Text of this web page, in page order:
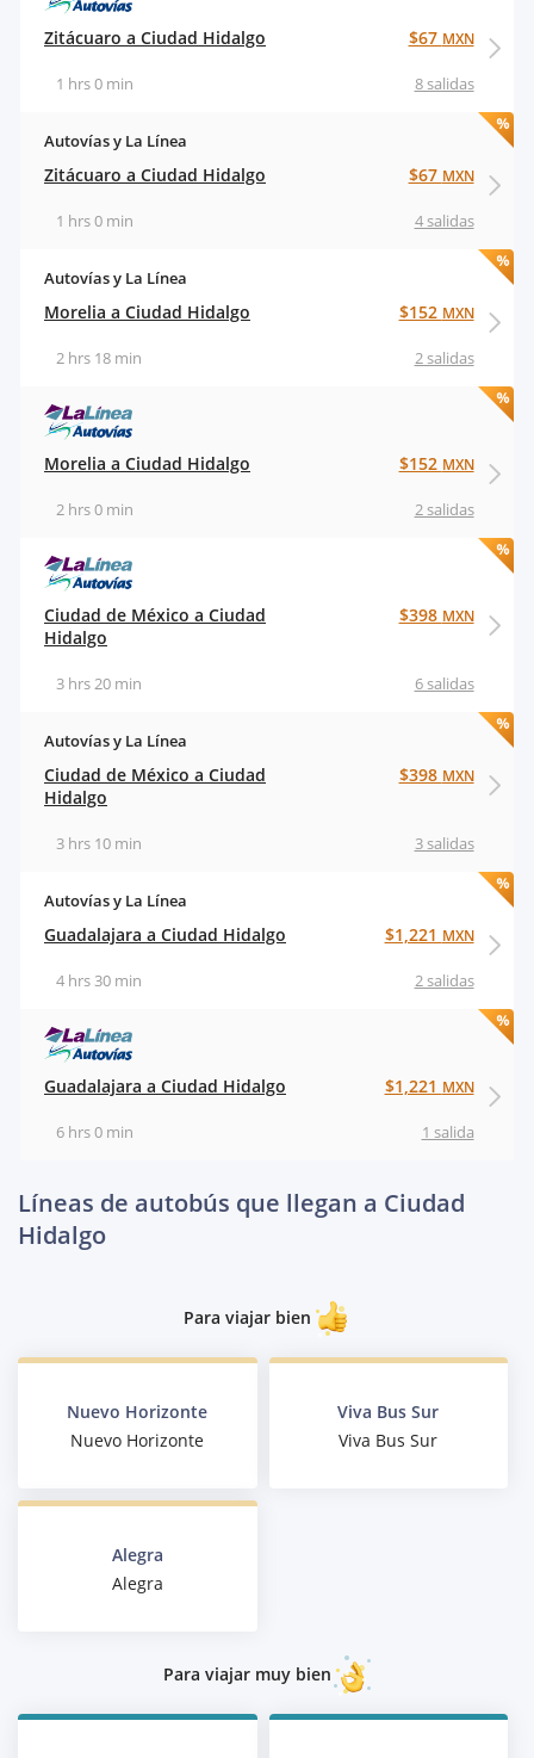
Zitácuaro a Ciudad Hidalgo
8 salidas
1 hrs 0 min
$67 MXN
Autovías y La Línea
Zitácuaro a Ciudad Hidalgo
4 salidas
1 hrs 0 min
$67 MXN
Autovías y La Línea
Morelia a Ciudad Hidalgo
2 salidas
2 hrs 18 min
$152 MXN
Morelia a Ciudad Hidalgo
2 salidas
2 hrs 0 min
$152 MXN
Ciudad de México a Ciudad
Hidalgo
6 salidas
3 hrs 20 min
$398 MXN
Autovías y La Línea
Ciudad de México a Ciudad
Hidalgo
3 salidas
3 hrs 10 min
$398 MXN
Autovías y La Línea
Guadalajara a Ciudad Hidalgo
2 salidas
4 hrs 30 min
$1,221 MXN
Guadalajara a Ciudad Hidalgo
1 salida
6 hrs 0 min
$1,221 MXN
Líneas de autobús que llegan a Ciudad
Hidalgo
Para viajar bien
Nuevo Horizonte
Nuevo Horizonte
Viva Bus Sur
Viva Bus Sur
Alegra
Alegra
Para viajar muy bien